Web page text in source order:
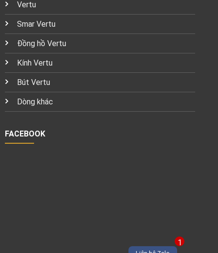
Vertu
Smar Vertu
Đồng hồ Vertu
Kính Vertu
Bút Vertu
Dòng khác
FACEBOOK
1